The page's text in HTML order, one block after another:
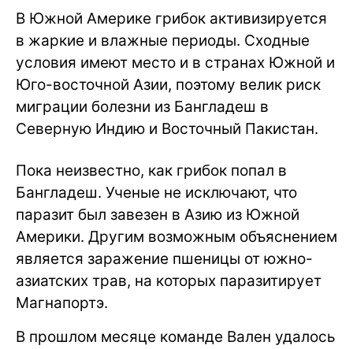
В Южной Америке грибок активизируется
в жаркие и влажные периоды. Сходные
условия имеют место и в странах Южной и
Юго-восточной Азии, поэтому велик риск
миграции болезни из Бангладеш в
Северную Индию и Восточный Пакистан.
Пока неизвестно, как грибок попал в
Бангладеш. Ученые не исключают, что
паразит был завезен в Азию из Южной
Америки. Другим возможным объяснением
является заражение пшеницы от южно-
азиатских трав, на которых паразитирует
Магнапортэ.
В прошлом месяце команде Вален удалось